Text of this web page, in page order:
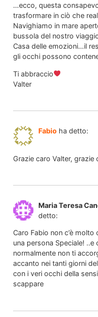
…ecco, questa
trasformare in ciò che
Navighiamo in mare
bussola del nostro
Casa delle emozioni…il
gli occhi possono
Ti abbraccio
Valter
Fabio ha detto:
Grazie caro Valter, grazie
Maria Teresa
detto:
Caro Fabio non c’è
una persona Speciale!
normalmente non ti
accanto nei tanti giorni
con i veri occhi della
scappare